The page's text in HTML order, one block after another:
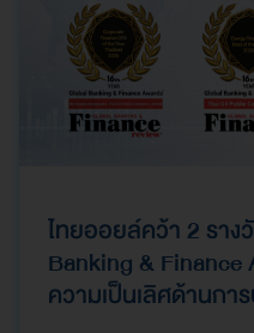
ไทยออยล์คว้า 2 ราง
Banking &
ความเป็นเลิศด้านกา